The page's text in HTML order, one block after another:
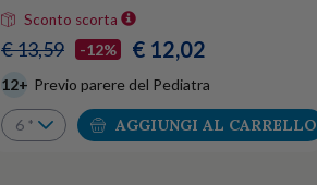
Sconto scorta
€ 13,59 -12% € 12,02
12+ Previo parere del Pediatra
AGGIUNGI AL CARRELLO